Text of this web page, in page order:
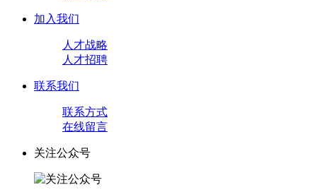
加入我们
人才战略
人才招聘
联系我们
联系方式
在线留言
关注公众号